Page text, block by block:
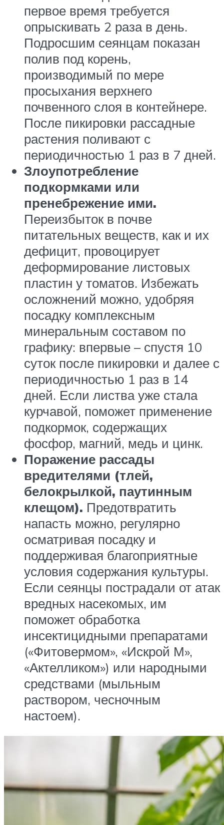
первое время требуется
опрыскивать 2 раза в день.
Подросшим сеянцам показан
полив под корень,
производимый по мере
просыхания верхнего
почвенного слоя в контейнере.
После пикировки рассадные
растения поливают с
периодичностью 1 раз в 7 дней.
Злоупотребление
подкормками или
пренебрежение ими.
Переизбыток в почве
питательных веществ, как и их
дефицит, провоцирует
деформирование листовых
пластин у томатов. Избежать
осложнений можно, удобряя
посадку комплексным
минеральным составом по
графику: впервые – спустя 10
суток после пикировки и далее с
периодичностью 1 раз в 14
дней. Если листва уже стала
курчавой, поможет применение
подкормок, содержащих
фосфор, магний, медь и цинк.
Поражение рассады
вредителями (тлей,
белокрылкой, паутинным
клещом). Предотвратить
напасть можно, регулярно
осматривая посадку и
поддерживая благоприятные
условия содержания культуры.
Если сеянцы пострадали от атак
вредных насекомых, им
поможет обработка
инсектицидными препаратами
(«Фитовермом», «Искрой М»,
«Актелликом») или народными
средствами (мыльным
раствором, чесночным
настоем).